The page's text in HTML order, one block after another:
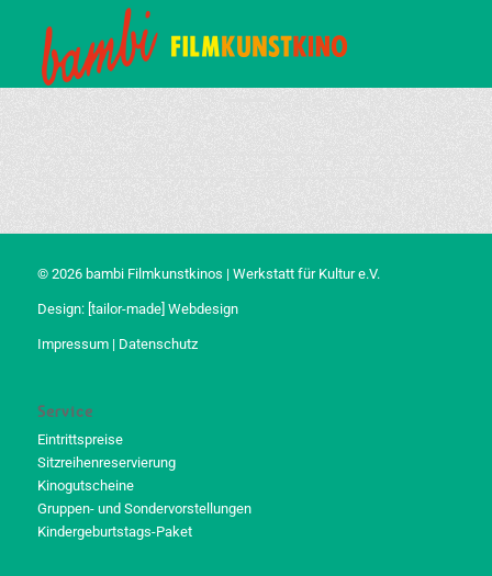
© 2026 bambi Filmkunstkinos | Werkstatt für Kultur e.V.
Design: [tailor-made] Webdesign
Impressum| Datenschutz
Service
Eintrittspreise
Sitzreihenreservierung
Kinogutscheine
Gruppen- und Sondervorstellungen
Kindergeburtstags-Paket